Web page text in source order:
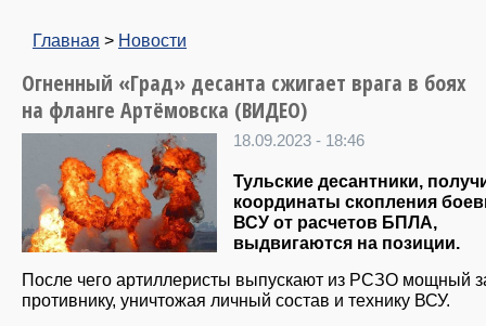
Главная > Новости
Огненный «Град» десанта сжигает врага в боях
на фланге Артёмовска (ВИДЕО)
18.09.2023 - 18:46
Тульские десантники,
координаты скопления
ВСУ от расчетов БПЛА,
выдвигаются на позиции.
После чего артиллеристы выпускают из РСЗО мощный
противнику, уничтожая личный состав и технику ВСУ.